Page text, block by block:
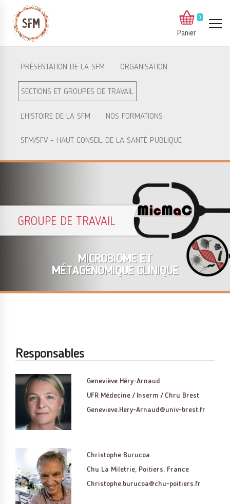
0
Panier
PRÉSENTATION DE LA SFM ORGANISATION
SECTIONS ET GROUPES DE TRAVAIL
L’HISTOIRE DE LA SFM NOS FORMATIONS
SFM/SFV – HAUT CONSEIL DE LA SANTÉ PUBLIQUE
GROUPE DE TRAVAIL
MICROBIOME ET
MÉTAGÉNOMIQUE CLINIQUE
Responsables
Geneviève Héry-Arnaud
UFR Médecine / Inserm / Chru Brest
Genevieve.Hery-Arnaud@univ-brest.fr
Christophe Burucoa
Chu La Miletrie, Poitiers, France
Christophe.burucoa@chu-poitiers.fr